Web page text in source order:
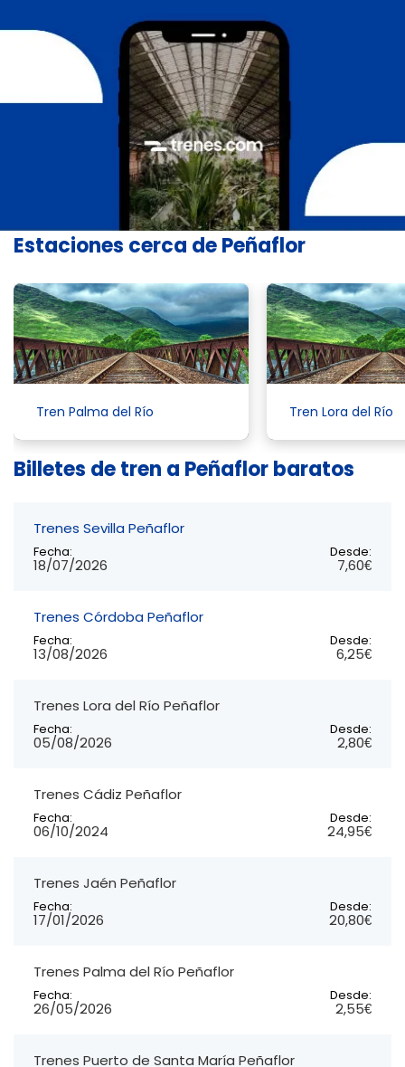
Estaciones cerca de Peñaflor
Tren Palma del Río Tren Lora del Río
Billetes de tren a Peñaflor baratos
Trenes Sevilla Peñaflor
Fecha:
18/07/2026
Desde:
7,60€
Trenes Córdoba Peñaflor
Fecha:
13/08/2026
Desde:
6,25€
Trenes Lora del Río Peñaflor
Fecha:
05/08/2026
Desde:
2,80€
Trenes Cádiz Peñaflor
Fecha:
06/10/2024
Desde:
24,95€
Trenes Jaén Peñaflor
Fecha:
17/01/2026
Desde:
20,80€
Trenes Palma del Río Peñaflor
Fecha:
26/05/2026
Desde:
2,55€
Trenes Puerto de Santa María Peñaflor